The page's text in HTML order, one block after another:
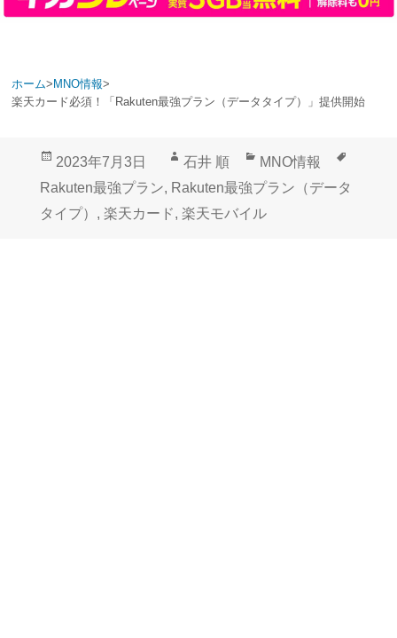
ホーム> MNO情報>
楽天カード必須！「Rakuten最強プラン（データタイプ）」提供開始
投
稿
日:
2023年7月3日
作
成
者
石井 順
カ
テ
ゴ
MNO情報
Rakuten最強プラン, Rakuten最強プラン（データ
タイプ） , 楽天カード, 楽天モバイル